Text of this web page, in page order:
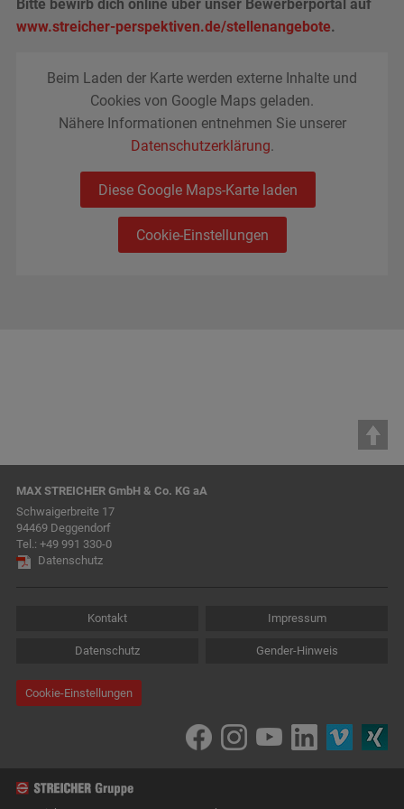
Bitte bewirb dich online über unser Bewerberportal auf
www.streicher-perspektiven.de/stellenangebote.
Beim Laden der Karte werden externe Inhalte und
Cookies von Google Maps geladen.
Nähere Informationen entnehmen Sie unserer
Datenschutzerklärung.
Diese Google Maps-Karte laden
Cookie-Einstellungen
MAX STREICHER GmbH & Co. KG aA
Schwaigerbreite 17
94469 Deggendorf
Tel.: +49 991 330-0
Datenschutz
Kontakt Impressum
Datenschutz Gender-Hinweis
Cookie-Einstellungen